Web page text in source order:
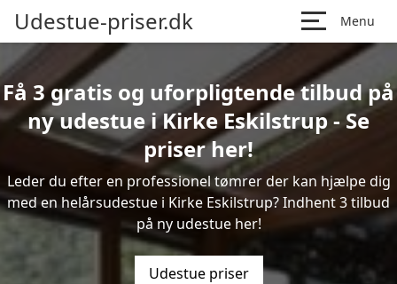
Udestue-priser.dk Menu
Få 3 gratis og uforpligtende tilbud på
ny udestue i Kirke Eskilstrup - Se
priser her!
Leder du efter en professionel tømrer der kan hjælpe dig
med en helårsudestue i Kirke Eskilstrup? Indhent 3 tilbud
på ny udestue her!
Udestue priser